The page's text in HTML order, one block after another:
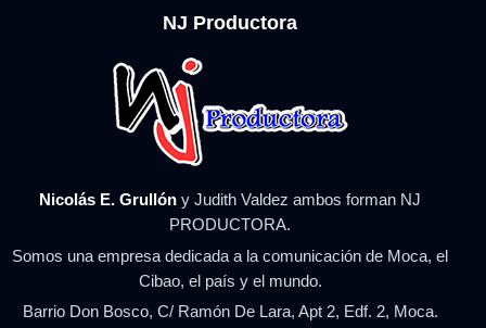
NJ Productora
Nicolás E. Grullón y Judith Valdez ambos forman NJ
PRODUCTORA.
Somos una empresa dedicada a la comunicación de Moca, el
Cibao, el país y el mundo.
Barrio Don Bosco, C/ Ramón De Lara, Apt 2, Edf. 2, Moca.